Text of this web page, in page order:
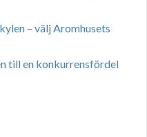
– välj Aromhusets
till en konkurrensfördel